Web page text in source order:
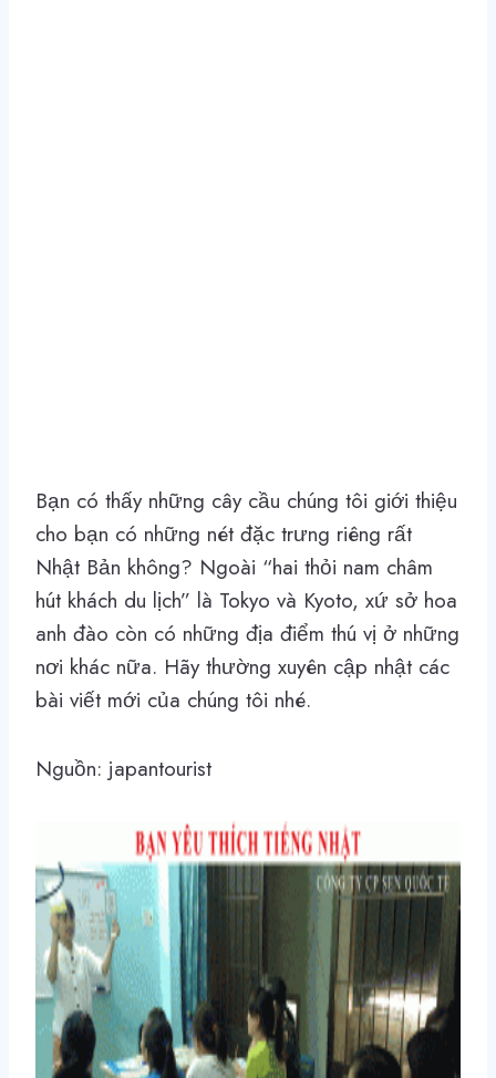
Bạn có thấy những cây cầu chúng tôi giới thiệu
cho bạn có những nét đặc trưng riêng rất
Nhật Bản không? Ngoài “hai thỏi nam châm
hút khách du lịch” là Tokyo và Kyoto, xứ sở hoa
anh đào còn có những địa điểm thú vị ở những
nơi khác nữa. Hãy thường xuyên cập nhật các
bài viết mới của chúng tôi nhé.
Nguồn: japantourist